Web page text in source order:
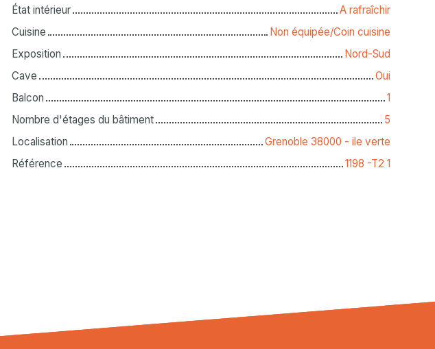
État intérieur
A rafraîchir
Cuisine
Non équipée/Coin cuisine
Exposition
Nord-Sud
Cave
Oui
Balcon
1
Nombre d'étages du bâtiment
5
Localisation
Grenoble 38000 - ile verte
Référence
1198 -T2 1